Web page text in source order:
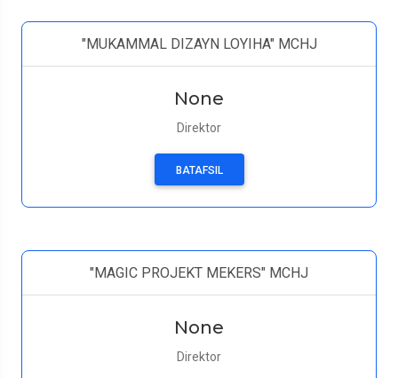
"MUKAMMAL DIZAYN LOYIHA" MCHJ
None
Direktor
BATAFSIL
"MAGIC PROJEKT MEKERS" MCHJ
None
Direktor